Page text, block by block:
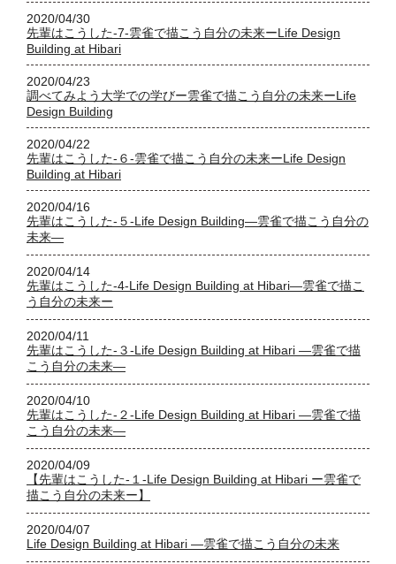
2020/04/30
先輩はこうした-7-雲雀で描こう自分の未来ーLife Design
Building at Hibari
2020/04/23
調べてみよう大学での学びー雲雀で描こう自分の未来ーLife
Design Building
2020/04/22
先輩はこうした-６-雲雀で描こう自分の未来ーLife Design
Building at Hibari
2020/04/16
先輩はこうした-５-Life Design Building―雲雀で描こう自分の
未来―
2020/04/14
先輩はこうした-4-Life Design Building at Hibari―雲雀で描こ
う自分の未来ー
2020/04/11
先輩はこうした-３-Life Design Building at Hibari ―雲雀で描
こう自分の未来―
2020/04/10
先輩はこうした-２-Life Design Building at Hibari ―雲雀で描
こう自分の未来―
2020/04/09
【先輩はこうした-１-Life Design Building at Hibari ー雲雀で
描こう自分の未来ー】
2020/04/07
Life Design Building at Hibari ―雲雀で描こう自分の未来